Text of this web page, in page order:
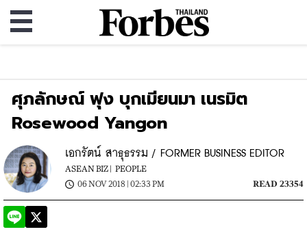
ศุภลักษณ์ ฟุง บุกเมียนมา เนรมิต
Rosewood Yangon
เอกรัตน์ สาธุธรรม / FORMER BUSINESS EDITOR
ASEAN BIZ |
PEOPLE
06 NOV 2018 | 02:33 PM
READ 23354